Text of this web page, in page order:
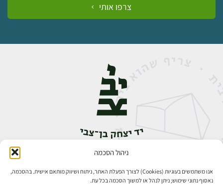
ניהול הסכמה
אנו משתמשים בעוגיות (Cookies) לצורך הפעלת האתר, ניתוח ושיווק מותאם אישית. בהסכמה,
נאסוף נתוני שימוש; ניתן לנהל או למשוך הסכמה בכל עת.
צרפו אותי
אבן גבירול 14, רחביה, ירושלים